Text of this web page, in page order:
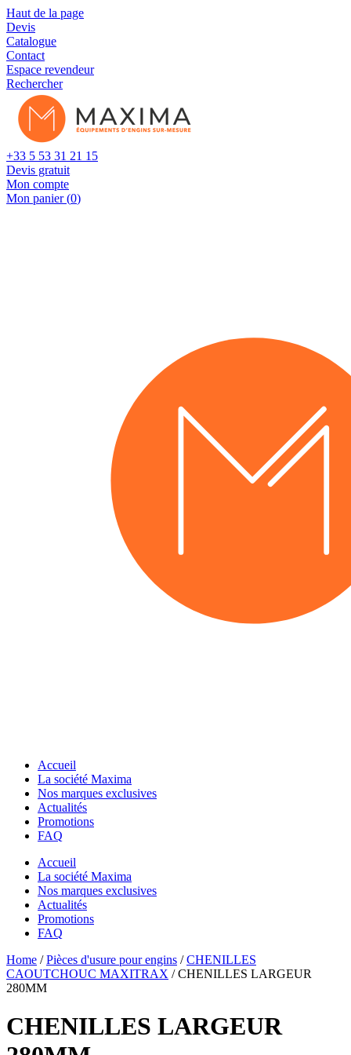
Haut de la page
Devis
Catalogue
Contact
Espace revendeur
Rechercher
+33 5 53 31 21 15
Devis gratuit
Mon compte
Mon panier (0)
Accueil
La société Maxima
Nos marques exclusives
Actualités
Promotions
FAQ
Accueil
La société Maxima
Nos marques exclusives
Actualités
Promotions
FAQ
Essentiels pour chantier
GODETS & ACCESSOIRES MACS
Godets
Pouce de Manutention
Râteaux
Godets Squelette
Essentiels pour chantier
GODETS & ACCESSOIRES MACS
Pouce de Manutention
Home /Pièces d'usure pour engins /CHENILLES
CAOUTCHOUC MAXITRAX / CHENILLES LARGEUR
280MM
CHENILLES LARGEUR
Cookies management panel